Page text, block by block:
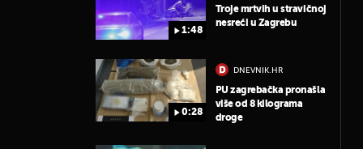
1:48
Troje mrtvih u stravičnoj
nesreći u Zagrebu
0:28
DNEVNIK.HR
PU zagrebačka pronašla
više od 8 kilograma
droge